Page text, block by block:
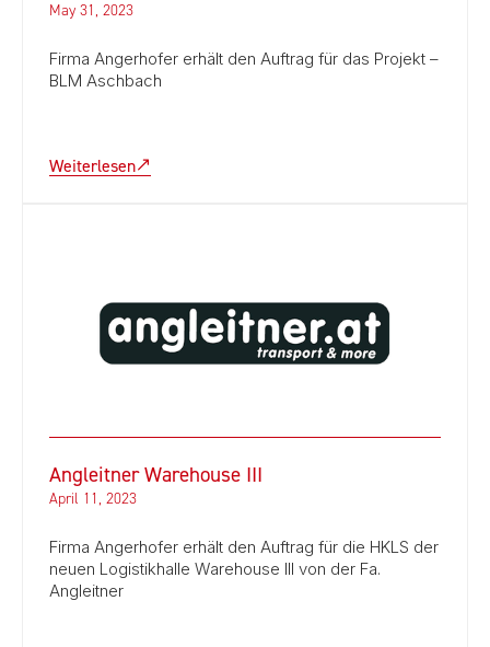
May 31, 2023
Firma Angerhofer erhält den Auftrag für das Projekt –
BLM Aschbach
Weiterlesen
Angleitner Warehouse III
April 11, 2023
Firma Angerhofer erhält den Auftrag für die HKLS der
neuen Logistikhalle Warehouse III von der Fa.
Angleitner